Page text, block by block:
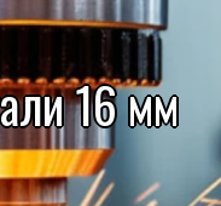
16 мм